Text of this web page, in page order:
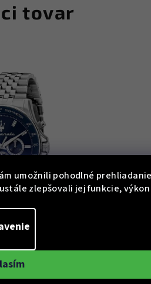
umožnili pohodlné prehliadanie
zlepšovali jej funkcie, výkon
tovar